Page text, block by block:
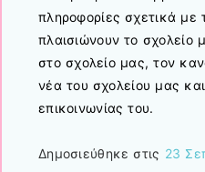
πληροφορίες σχετικά με
πλαισιώνουν το σχολείο
στο σχολείο μας, τον
νέα του σχολείου μας
επικοινωνίας του.
Δημοσιεύθηκε στις 23